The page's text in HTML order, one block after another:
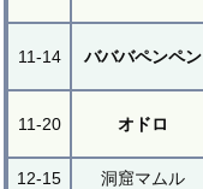
11-14 バババペンペン
11-20 オドロ
12-15 洞窟マムル